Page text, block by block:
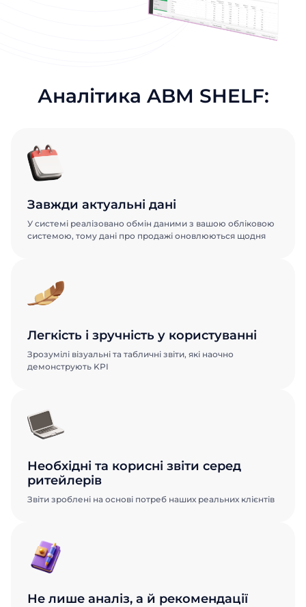
Аналітика ABM SHELF:
Завжди актуальні дані
У системі реалізовано обмін даними з вашою обліковою
системою, тому дані про продажі оновлюються щодня
Легкість і зручність у користуванні
Зрозумілі візуальні та табличні звіти, які наочно
демонструють KPI
Необхідні та корисні звіти серед
ритейлерів
Звіти зроблені на основі потреб наших реальних клієнтів
Не лише аналіз, а й рекомендації